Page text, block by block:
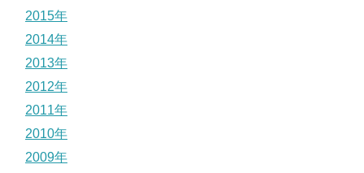
2015年
2014年
2013年
2012年
2011年
2010年
2009年